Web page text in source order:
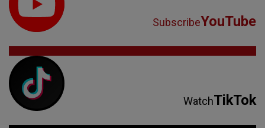
SubscribeYouTube
WatchTikTok